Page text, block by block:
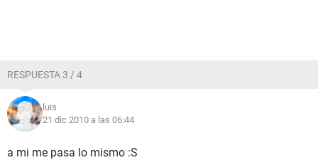
RESPUESTA 3 / 4
luis
21 dic 2010 a las 06:44
a mi me pasa lo mismo :S